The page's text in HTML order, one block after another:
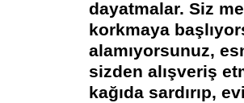
dayatmalar. Siz
korkmaya
alamıyorsunuz,
sizden alışveriş
kağıda sardırıp,